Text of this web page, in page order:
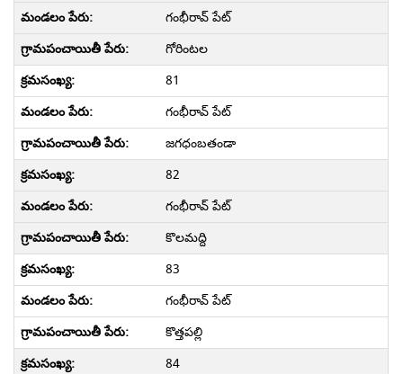
గంభీరావ్ పేట్
గోరింటల
81
గంభీరావ్ పేట్
జగధంబతండా
82
గంభీరావ్ పేట్
కొలమద్ది
83
గంభీరావ్ పేట్
కొత్తపల్లి
84